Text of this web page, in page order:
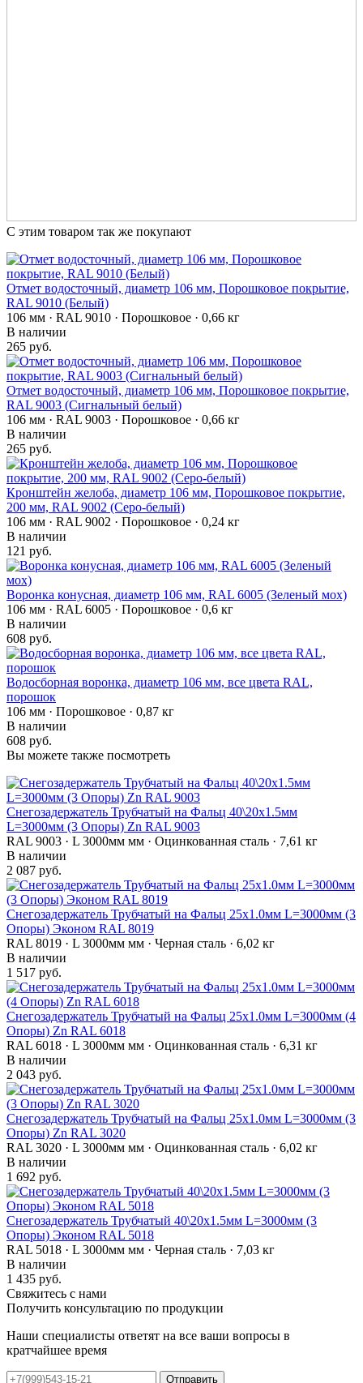
С этим товаром так же покупают
Отмет водосточный, диаметр 106 мм, Порошковое покрытие,
RAL 9010 (Белый)
106 мм · RAL 9010 · Порошковое · 0,66 кг
В наличии
265 руб.
Отмет водосточный, диаметр 106 мм, Порошковое покрытие,
RAL 9003 (Сигнальный белый)
106 мм · RAL 9003 · Порошковое · 0,66 кг
В наличии
265 руб.
Кронштейн желоба, диаметр 106 мм, Порошковое покрытие,
200 мм, RAL 9002 (Серо-белый)
106 мм · RAL 9002 · Порошковое · 0,24 кг
В наличии
121 руб.
Воронка конусная, диаметр 106 мм, RAL 6005 (Зеленый мох)
106 мм · RAL 6005 · Порошковое · 0,6 кг
В наличии
608 руб.
Водосборная воронка, диаметр 106 мм, все цвета RAL,
порошок
106 мм · Порошковое · 0,87 кг
В наличии
608 руб.
Вы можете также посмотреть
Снегозадержатель Трубчатый на Фальц 40\20х1.5мм
L=3000мм (3 Опоры) Zn RAL 9003
RAL 9003 · L 3000мм мм · Оцинкованная сталь · 7,61 кг
В наличии
2 087 руб.
Снегозадержатель Трубчатый на Фальц 25х1.0мм L=3000мм (3
Опоры) Эконом RAL 8019
RAL 8019 · L 3000мм мм · Черная сталь · 6,02 кг
В наличии
1 517 руб.
Снегозадержатель Трубчатый на Фальц 25х1.0мм L=3000мм (4
Опоры) Zn RAL 6018
RAL 6018 · L 3000мм мм · Оцинкованная сталь · 6,31 кг
В наличии
2 043 руб.
Снегозадержатель Трубчатый на Фальц 25х1.0мм L=3000мм (3
Опоры) Zn RAL 3020
RAL 3020 · L 3000мм мм · Оцинкованная сталь · 6,02 кг
В наличии
1 692 руб.
Снегозадержатель Трубчатый 40\20х1.5мм L=3000мм (3
Опоры) Эконом RAL 5018
RAL 5018 · L 3000мм мм · Черная сталь · 7,03 кг
В наличии
1 435 руб.
Свяжитесь с нами
Получить консультацию по продукции
Наши специалисты ответят на все ваши вопросы в
кратчайшее время